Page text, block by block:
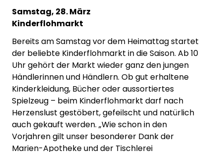
Samstag, 28. März
Kinderflohmarkt
Bereits am Samstag vor dem Heimattag startet
der beliebte Kinderflohmarkt in die Saison. Ab 10
Uhr gehört der Markt wieder ganz den jungen
Händlerinnen und Händlern. Ob gut erhaltene
Kinderkleidung, Bücher oder aussortiertes
Spielzeug – beim Kinderflohmarkt darf nach
Herzenslust gestöbert, gefeilscht und natürlich
auch gekauft werden. „Wie schon in den
Vorjahren gilt unser besonderer Dank der
Marien-Apotheke und der Tischlerei